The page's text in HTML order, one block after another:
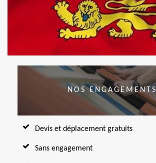
NOS ENGAGEMENTS
Devis et déplacement gratuits
Sans engagement